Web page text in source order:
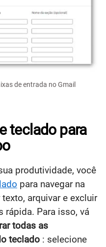
de entrada no Gmail
teclado para
produtividade, você
para navegar na
arquivar e excluir
rápida. Para isso, vá
todas as
teclado : selecione